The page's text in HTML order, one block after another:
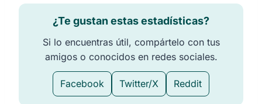
¿Te gustan estas estadísticas?
Si lo encuentras útil, compártelo con tus
amigos o conocidos en redes sociales.
Facebook Twitter/X Reddit